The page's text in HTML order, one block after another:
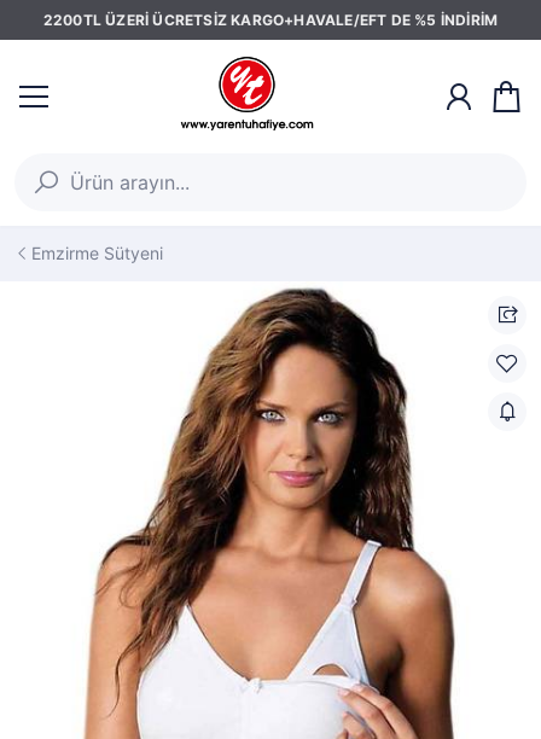
2200TL ÜZERİ ÜCRETSİZ KARGO+HAVALE/EFT DE %5 İNDİRİM
Emzirme Sütyeni